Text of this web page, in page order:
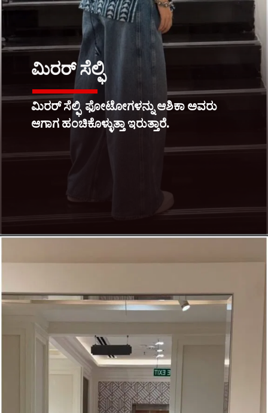
ಮಿರರ್ ಸೆಲ್ಫಿ
ಮಿರರ್ ಸೆಲ್ಫಿ ಫೋಟೋಗಳನ್ನು ಆಶಿಕಾ ಅವರು
ಆಗಾಗ ಹಂಚಿಕೊಳ್ಳುತ್ತಾ ಇರುತ್ತಾರೆ.